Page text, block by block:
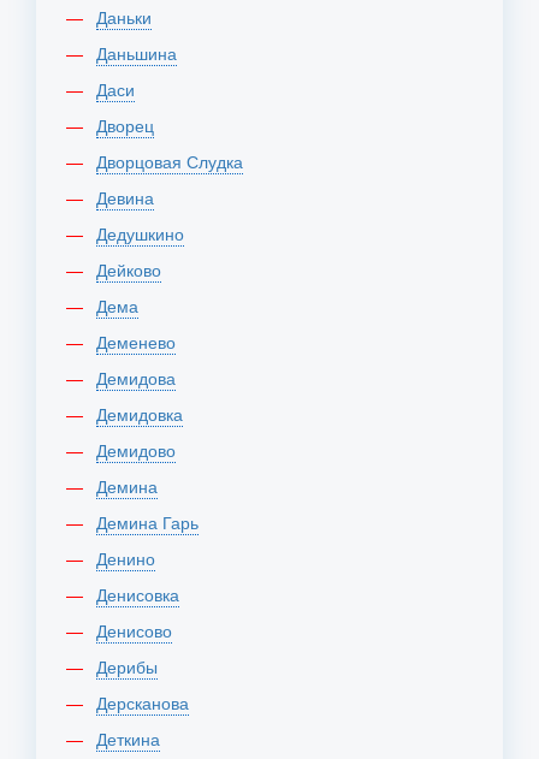
Даньки
Даньшина
Даси
Дворец
Дворцовая Слудка
Девина
Дедушкино
Дейково
Дема
Деменево
Демидова
Демидовка
Демидово
Демина
Демина Гарь
Денино
Денисовка
Денисово
Дерибы
Дерсканова
Деткина